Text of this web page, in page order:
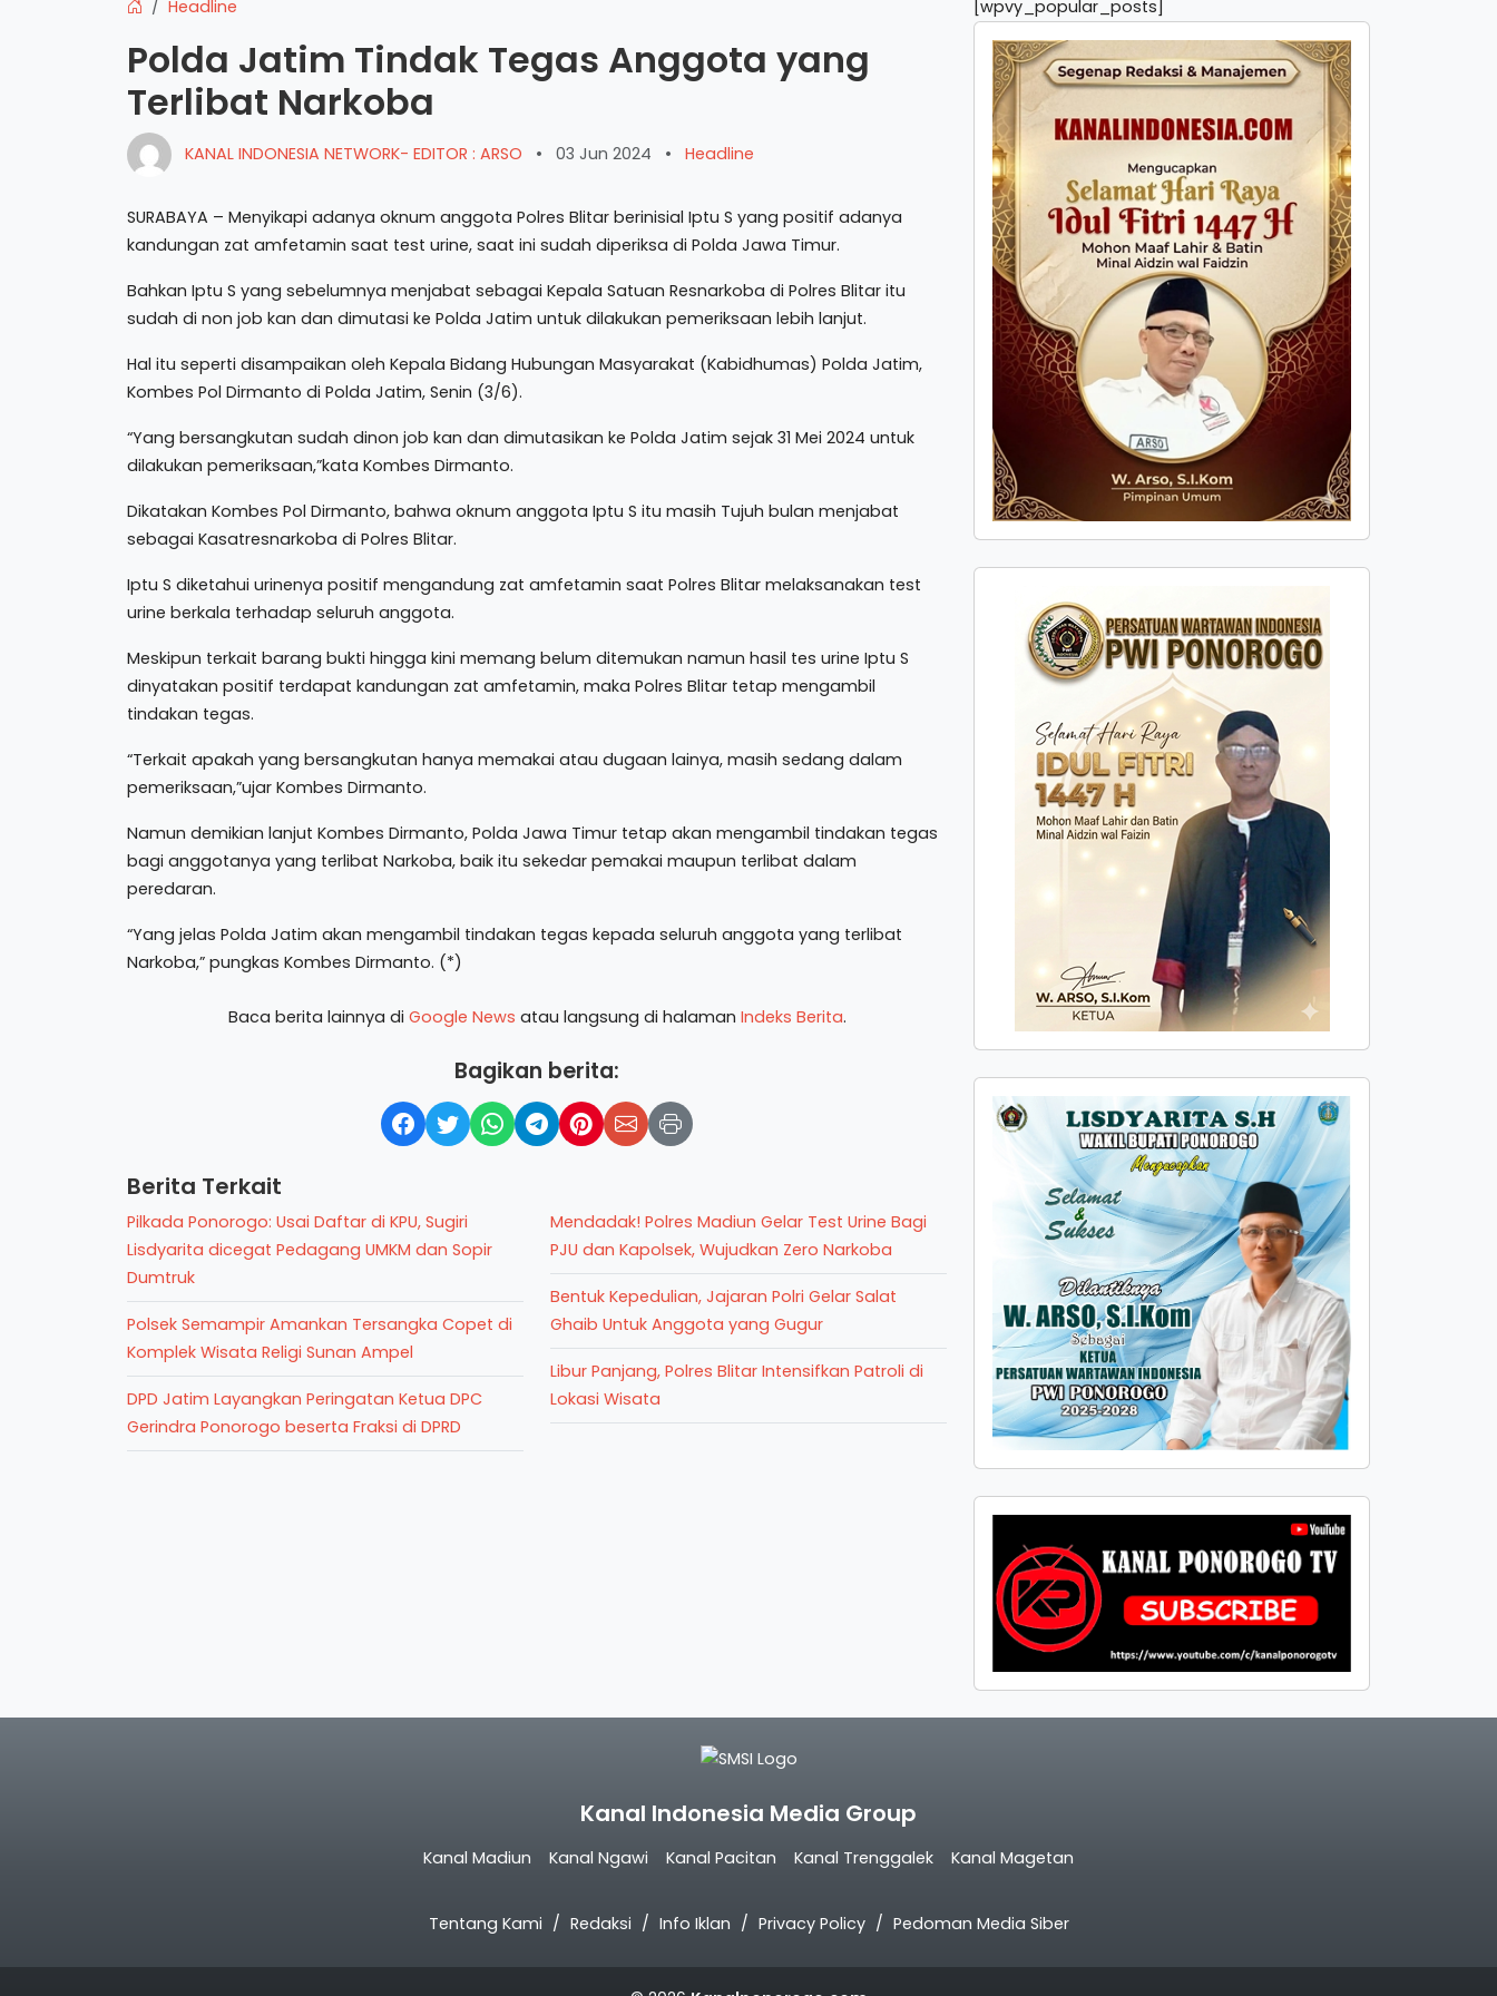
Headline
Polda Jatim Tindak Tegas Anggota yang
Terlibat Narkoba
KANAL INDONESIA NETWORK- EDITOR : ARSO • 03 Jun 2024 • Headline
SURABAYA – Menyikapi adanya oknum anggota Polres Blitar berinisial Iptu S yang positif adanya
kandungan zat amfetamin saat test urine, saat ini sudah diperiksa di Polda Jawa Timur.
Bahkan Iptu S yang sebelumnya menjabat sebagai Kepala Satuan Resnarkoba di Polres Blitar itu
sudah di non job kan dan dimutasi ke Polda Jatim untuk dilakukan pemeriksaan lebih lanjut.
Hal itu seperti disampaikan oleh Kepala Bidang Hubungan Masyarakat (Kabidhumas) Polda Jatim,
Kombes Pol Dirmanto di Polda Jatim, Senin (3/6).
“Yang bersangkutan sudah dinon job kan dan dimutasikan ke Polda Jatim sejak 31 Mei 2024 untuk
dilakukan pemeriksaan,”kata Kombes Dirmanto.
Dikatakan Kombes Pol Dirmanto, bahwa oknum anggota Iptu S itu masih Tujuh bulan menjabat
sebagai Kasatresnarkoba di Polres Blitar.
Iptu S diketahui urinenya positif mengandung zat amfetamin saat Polres Blitar melaksanakan test
urine berkala terhadap seluruh anggota.
Meskipun terkait barang bukti hingga kini memang belum ditemukan namun hasil tes urine Iptu S
dinyatakan positif terdapat kandungan zat amfetamin, maka Polres Blitar tetap mengambil
tindakan tegas.
“Terkait apakah yang bersangkutan hanya memakai atau dugaan lainya, masih sedang dalam
pemeriksaan,”ujar Kombes Dirmanto.
Namun demikian lanjut Kombes Dirmanto, Polda Jawa Timur tetap akan mengambil tindakan tegas
bagi anggotanya yang terlibat Narkoba, baik itu sekedar pemakai maupun terlibat dalam
peredaran.
“Yang jelas Polda Jatim akan mengambil tindakan tegas kepada seluruh anggota yang terlibat
Narkoba,” pungkas Kombes Dirmanto. (*)
Baca berita lainnya di Google News atau langsung di halaman Indeks Berita.
Bagikan berita:
Berita Terkait
Pilkada Ponorogo: Usai Daftar di KPU, Sugiri
Lisdyarita dicegat Pedagang UMKM dan Sopir
Dumtruk
Polsek Semampir Amankan Tersangka Copet di
Komplek Wisata Religi Sunan Ampel
DPD Jatim Layangkan Peringatan Ketua DPC
Gerindra Ponorogo beserta Fraksi di DPRD
Mendadak! Polres Madiun Gelar Test Urine Bagi
PJU dan Kapolsek, Wujudkan Zero Narkoba
Bentuk Kepedulian, Jajaran Polri Gelar Salat
Ghaib Untuk Anggota yang Gugur
Libur Panjang, Polres Blitar Intensifkan Patroli di
Lokasi Wisata
[wpvy_popular_posts]
Kanal Indonesia Media Group
Kanal Madiun Kanal Ngawi Kanal Pacitan Kanal Trenggalek Kanal Magetan
Tentang Kami Redaksi Info Iklan Privacy Policy Pedoman Media Siber